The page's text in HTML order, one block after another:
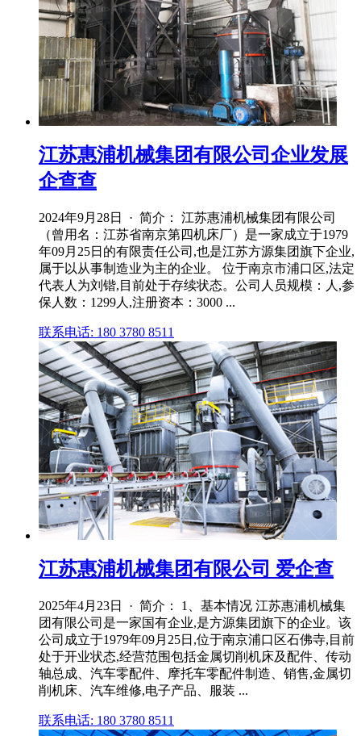
江苏惠浦机械集团有限公司企业发展
企查查
2024年9月28日 · 简介： 江苏惠浦机械集团有限公司
（曾用名：江苏省南京第四机床厂）是⼀家成⽴于1979
年09月25日的有限责任公司,也是江苏方源集团旗下企业,
属于以从事制造业为主的企业。 位于南京市浦口区,法定
代表人为刘锴,目前处于存续状态。公司人员规模：人,参
保人数：1299人,注册资本：3000 ...
联系电话: 180 3780 8511
江苏惠浦机械集团有限公司 爱企查
2025年4月23日 · 简介： 1、基本情况 江苏惠浦机械集
团有限公司是一家国有企业,是方源集团旗下的企业。该
公司成立于1979年09月25日,位于南京浦口区石佛寺,目前
处于开业状态,经营范围包括金属切削机床及配件、传动
轴总成、汽车零配件、摩托车零配件制造、销售,金属切
削机床、汽车维修,电子产品、服装 ...
联系电话: 180 3780 8511